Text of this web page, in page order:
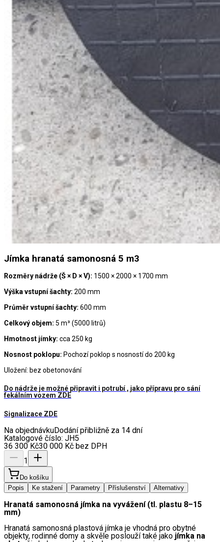
Jímka hranatá samonosná 5 m3
Rozměry nádrže (Š × D × V): 1500 × 2000 × 1700 mm
Výška vstupní šachty: 200 mm
Průměr vstupní šachty: 600 mm
Celkový objem: 5 m³ (5000 litrů)
Hmotnost jímky: cca 250 kg
Nosnost poklopu: Pochozí poklop s nosností do 200 kg
Uložení: bez obetonování
Do nádrže je možné připravit i potrubí , jako přípravu pro sání
fekálním vozem ZDE
Signalizace ZDE
Na objednávkuDodání přibližně za 14 dní
Katalogové číslo: JH5
36 300 Kč30 000 Kč bez DPH
1
Do košíku
Popis
Ke stažení Parametry Příslušenství Alternativy
Hranatá samonosná jímka na vyvážení (tl. plastu 8–15
mm)
Hranatá samonosná plastová jímka je vhodná pro obytné
objekty, rodinné domy a skvěle poslouží také jako jímka na